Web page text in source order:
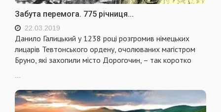
Забута перемога. 775 річниця...
22.03.2019
Данило Галицький у 1238 році розгромив німецьких
лицарів Тевтонського ордену, очолюваних магістром
Бруно, які захопили місто Дорогочин, – так коротко
...